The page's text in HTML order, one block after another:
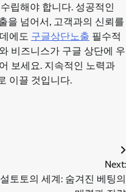
립해야 합니다. 성공적인
을 넘어서, 고객과의 신뢰를
에도 구글상단노출 필수적
비즈니스가 구글 상단에 우
보세요. 지속적인 노력과
이끌 것입니다.
Next:
토토의 세계: 숨겨진 베팅의